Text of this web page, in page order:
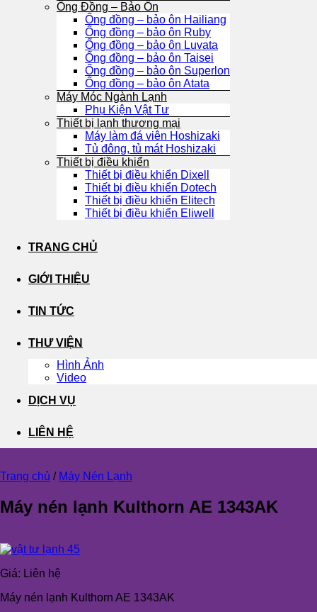
Ống Đồng – Bảo Ôn
Ống đồng – bảo ôn Hailiang
Ống đồng – bảo ôn Ruby
Ống đồng – bảo ôn Luvata
Ống đồng – bảo ôn Taisei
Ống đồng – bảo ôn Superlon
Ống đồng – bảo ôn Atata
Máy Móc Ngành Lạnh
Phụ Kiện Vật Tư
Thiết bị lạnh thương mại
Máy làm đá viên Hoshizaki
Tủ đông, tủ mát Hoshizaki
Thiết bị điều khiển
Thiết bị điều khiển Dixell
Thiết bị điều khiển Dotech
Thiết bị điều khiển Elitech
Thiết bị điều khiển Eliwell
TRANG CHỦ
GIỚI THIỆU
TIN TỨC
THƯ VIỆN
Hình Ảnh
Video
DỊCH VỤ
LIÊN HỆ
Trang chủ / Máy Nén Lạnh
Máy nén lạnh Kulthorn AE 1343AK
Giá: Liên hệ
Máy nén lạnh Kulthorn AE 1343AK